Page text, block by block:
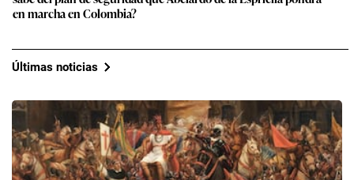
en marcha en Colombia?
Últimas noticias